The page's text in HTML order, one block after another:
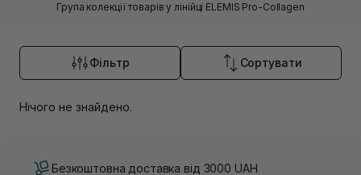
Група колекції товарів у лінійці ELEMIS Pro-Collagen
Фільтр Сортувати
Нічого не знайдено.
Безкоштовна доставка від 3000 UAH